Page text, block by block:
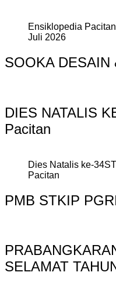
Ensiklopedia
Juli 2026
SOOKA DESAIN
DIES NATALIS
Pacitan
Dies Natalis ke-
Pacitan
PMB STKIP
SELAMAT